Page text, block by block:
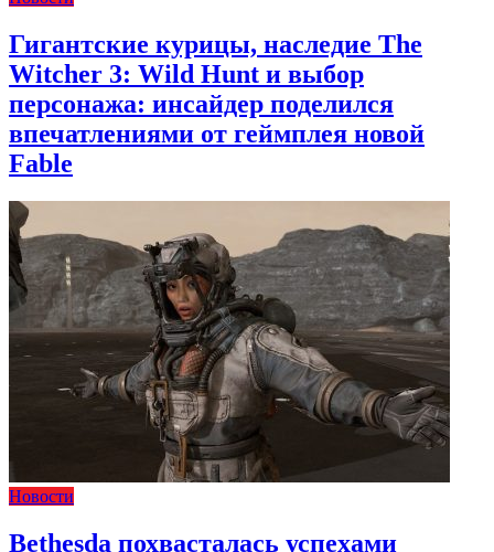
Гигантские курицы, наследие The
Witcher 3: Wild Hunt и выбор
персонажа: инсайдер поделился
впечатлениями от геймплея новой
Fable
Новости
Bethesda похвасталась успехами